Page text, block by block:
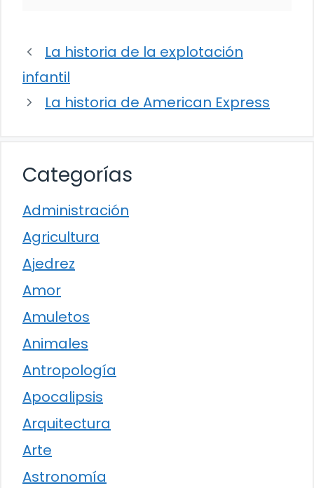
La historia de la explotación
infantil
La historia de American Express
Categorías
Administración
Agricultura
Ajedrez
Amor
Amuletos
Animales
Antropología
Apocalipsis
Arquitectura
Arte
Astronomía